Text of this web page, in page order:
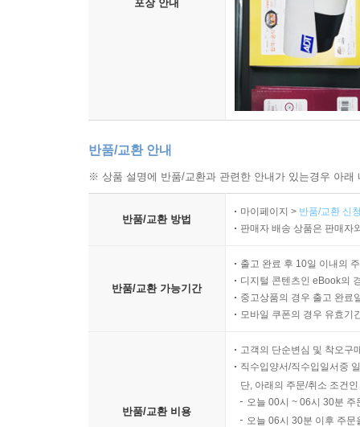
포장 안내
반품/교환 안내
※ 상품 설명에 반품/교환과 관련한 안내가 있는경우 아
반품/교환 방법
마이페이지 > 반품/교환 신
판매자 배송 상품은 판매자
반품/교환 가능기간
출고 완료 후 10일 이내의
디지털 콘텐츠인 eBook의
중고상품의 경우 출고 완료
모바일 쿠폰의 경우 유효기
반품/교환 비용
고객의 단순변심 및 착오구
직수입양서/직수입일서중
단, 아래의 주문/취소 조건
오늘 00시 ~ 06시 30분
오늘 06시 30분 이후 주